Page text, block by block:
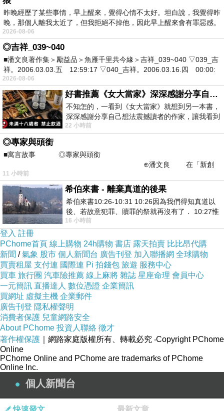
昨晚經歷了某些事情，早上醒來，覺得心情不太好。坦白說，我覺得昨
晚，那個人離我太近了，但我拒絕不掉他，因此早上醒來會有罪惡感。
2026-08-06
◎吉祥_039~040
■潘文良著作集＞勵益品＞魚雁千里共今緣＞吉祥_039~040 ▽039_吉
祥。2006.03.03.五 12:59:17 ▽040_吉祥。2006.03.16.四 00:00:
2026-08-06
好書推薦《女大當家》深深感謝分享自己想法震撼讀者的作家，讓我看到不同樣貌的家庭！
不知怎的，一看到《女大當家》就想到另一本書，
深深感謝分享自己想法震撼讀者的作家，讓我看到
不同樣貌的家庭！ 《女大
22 小時前
◎專家與頭銜
■寓言故事 ◎專家與頭銜
⊕潘文良 在「新創
之谷」裡——
11 小時前
希伯來書 - 離棄真道的後果
希伯來書10:26-10:31 10:26因為我們得知真道以
後、若故意犯罪、贖罪的祭就再沒有了． 10:27惟
有戰懼等候審判和那燒滅眾敵人的烈火
16 小時前
登入 註冊
PChome首頁 線上購物 24h購物 書店 露天拍賣 比比昂代購
新聞 /氣象 股市 個人新聞台 廣告刊登 加入聯播網 全球購物
買賣租屋 支付連 國際連 Pi 拍錢包 旅遊 服務中心
買車 旅行團 汽車險推薦 線上麻將 雜誌 星座命理 會員中心
一元簡訊 直播達人 數位憑證 企業簡訊
買網址 虛擬主機 企業郵件
廣告刊登 隱私權聲明
消費者保護 兒童網路安全
About PChome 投資人聯絡 徵才
著作權保護 ｜網路家庭版權所有、轉載必究 ‧Copyright PChome
Online
PChome Online and PChome are trademarks of PChome
Online Inc.
個人新聞台
快速發文 最新文章